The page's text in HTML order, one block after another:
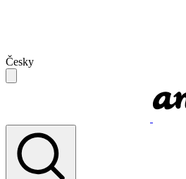
Česky